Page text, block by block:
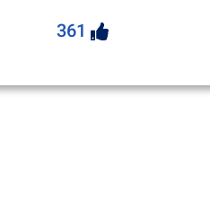
361